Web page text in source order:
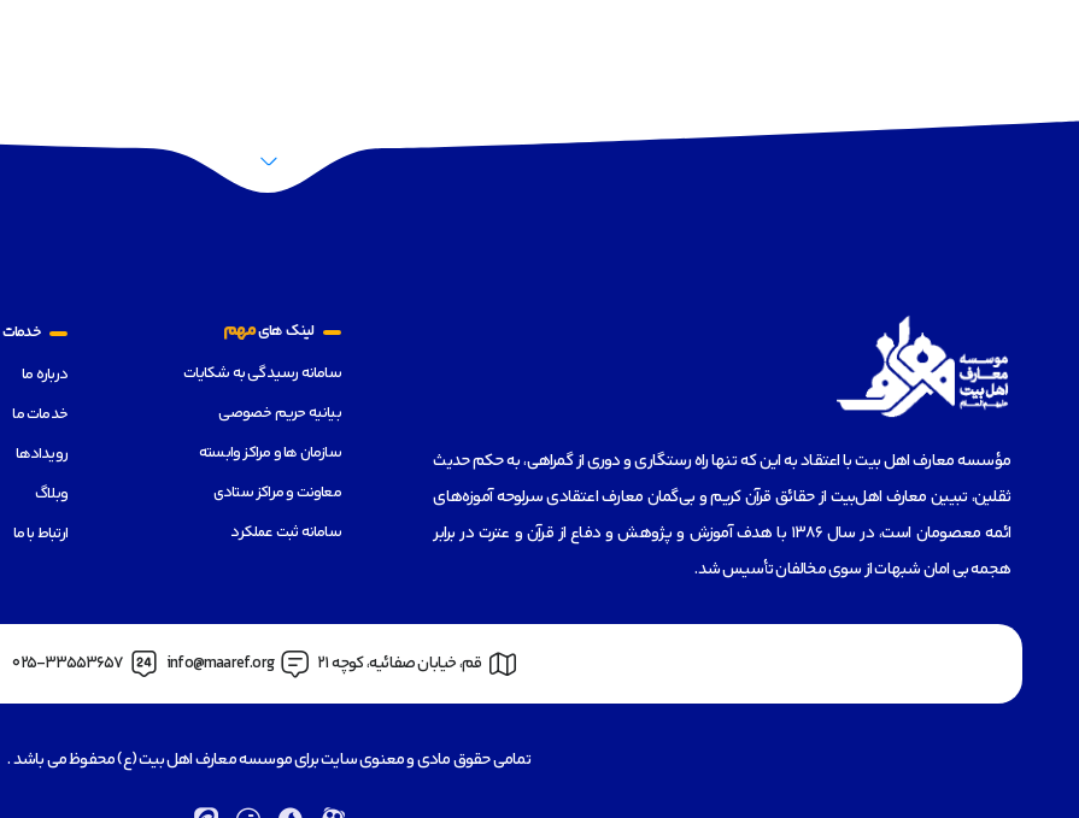
مؤسسه‌ معارف اهل بیت با اعتقاد به این که تنها راه رستگاری و دوری از گمراهی، به حکم حدیث
ثقلین، تبیین معارف اهل‌بیت از حقائق قرآن کریم و بی‌گمان معارف اعتقادی سرلوحه آموزه‌های
ائمه معصومان است، در سال 1386 با هدف آموزش و پژوهش و دفاع از قرآن و عترت در برابر
هجمه بی امان شبهات از سوی مخالفان تأسیس شد.
لینک هایمهم
سامانه رسیدگی به شکایات
بیانیه حریم خصوصی
سازمان ها و مراکز وابسته
معاونت و مراکز ستادی
سامانه ثبت عملکرد
خدمات
درباره ما
خدمات ما
رویدادها
وبلاگ
ارتباط با ما
قم، خیابان صفائیه، کوچه 21 info@maaref.org
025-33553657
تمامی حقوق مادی و معنوی سایت برای موسسه معارف اهل بیت (ع) محفوظ می باشد .